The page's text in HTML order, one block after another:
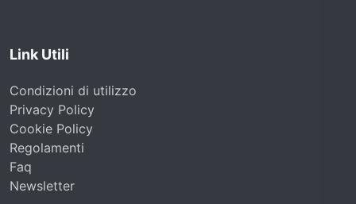
Link Utili
Condizioni di utilizzo
Privacy Policy
Cookie Policy
Regolamenti
Faq
Newsletter